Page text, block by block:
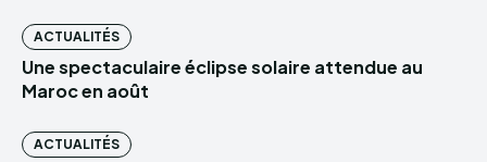
ACTUALITÉS
Une spectaculaire éclipse solaire attendue au
Maroc en août
ACTUALITÉS